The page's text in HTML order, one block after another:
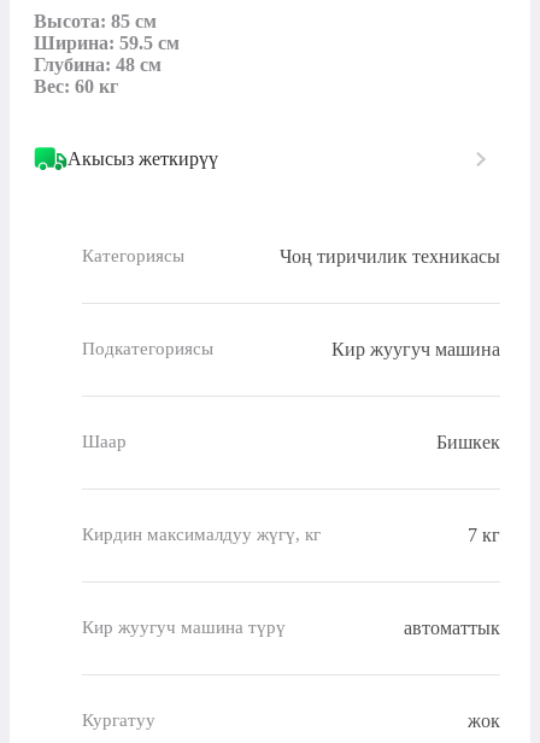
Высота: 85 см
Ширина: 59.5 см
Глубина: 48 см
Вес: 60 кг
Акысыз жеткирүү
Категориясы Чоң тиричилик техникасы
Подкатегориясы Кир жуугуч машина
Шаар Бишкек
Кирдин максималдуу жүгү, кг 7 кг
Кир жуугуч машина түрү автоматтык
Кургатуу жок